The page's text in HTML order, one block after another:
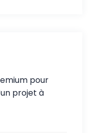
pour
projet à